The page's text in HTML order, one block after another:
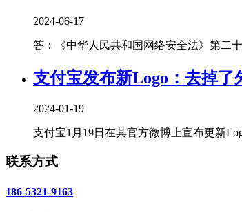
2024-06-17
答：《中华人民共和国网络安全法》第二
支付宝发布新Logo：去掉
2024-01-19
支付宝1月19日在其官方微博上宣布更新
联系方式
186-5321-9163